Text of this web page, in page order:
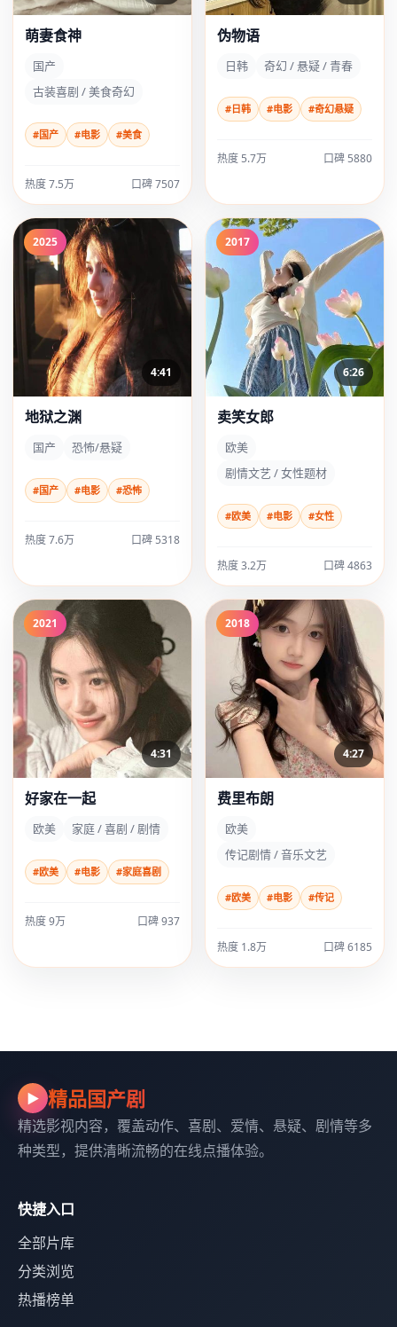
萌妻食神
国产
古装喜剧 / 美食奇幻
#国产 #电影 #美食
热度 7.5万 口碑 7507
伪物语
日韩 奇幻 / 悬疑 / 青春
#日韩 #电影 #奇幻悬疑
热度 5.7万 口碑 5880
2025
4:41
地狱之渊
国产 恐怖/悬疑
#国产 #电影 #恐怖
热度 7.6万 口碑 5318
2017
6:26
卖笑女郎
欧美
剧情文艺 / 女性题材
#欧美 #电影 #女性
热度 3.2万 口碑 4863
2021
4:31
好家在一起
欧美 家庭 / 喜剧 / 剧情
#欧美 #电影 #家庭喜剧
热度 9万 口碑 937
2018
4:27
费里布朗
欧美
传记剧情 / 音乐文艺
#欧美 #电影 #传记
热度 1.8万 口碑 6185
▶ 精品国产剧
精选影视内容，覆盖动作、喜剧、爱情、悬疑、剧情等多
种类型，提供清晰流畅的在线点播体验。
快捷入口
全部片库
分类浏览
热播榜单